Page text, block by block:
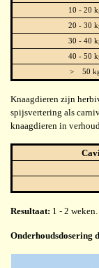
10 - 20
20 - 30
30 - 40
40 - 50
> 50
Knaagdieren zijn
spijsvertering als
knaagdieren in
Resultaat: 1 - 2 weken.
Onderhoudsdosering